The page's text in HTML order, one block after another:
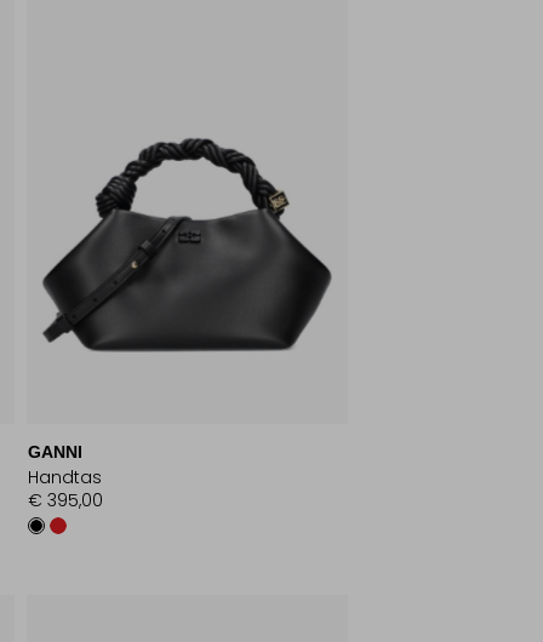
GANNI
Handtas
€ 395,00